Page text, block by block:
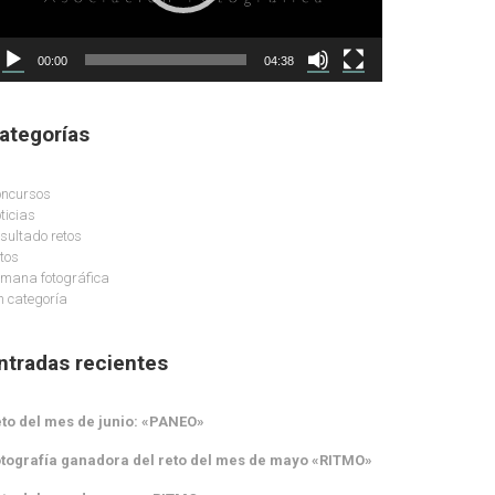
00:00 04:38
retos
fotográfica
categoría
recientes
del mes de junio: «PANEO»
ganadora del reto del mes de mayo «RITMO»